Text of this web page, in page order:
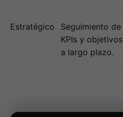
Estratégico
Seguimiento de
KPIs y objetivos
a largo plazo.